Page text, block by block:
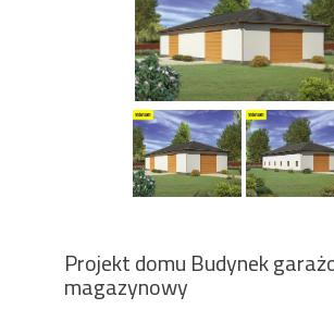
Projekt domu Budynek
magazynowy